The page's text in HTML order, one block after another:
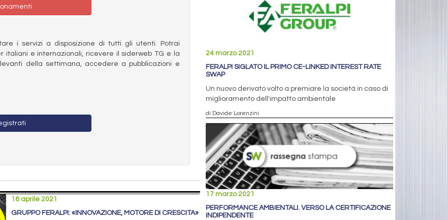
i servizi a disposizione di tutti gli utenti. Potrai
italiani e internazionali, ricevere il siderweb TG e la
della settimana, accedere a pubblicazioni e
16 aprile 2021
GRUPPO FERALPI: «INNOVAZIONE, MOTORE DI CRESCITA»
24 marzo 2021
FERALPI SIGLATO IL PRIMO CE-LINKED INTEREST RATE
SWAP
Un nuovo derivato volto a premiare la società in caso di
miglioramento dell'impatto ambientale
di Davide Lorenzini
17 marzo 2021
PERFORMANCE AMBIENTALI. VERSO LA CERTIFICAZIONE
INDIPENDENTE